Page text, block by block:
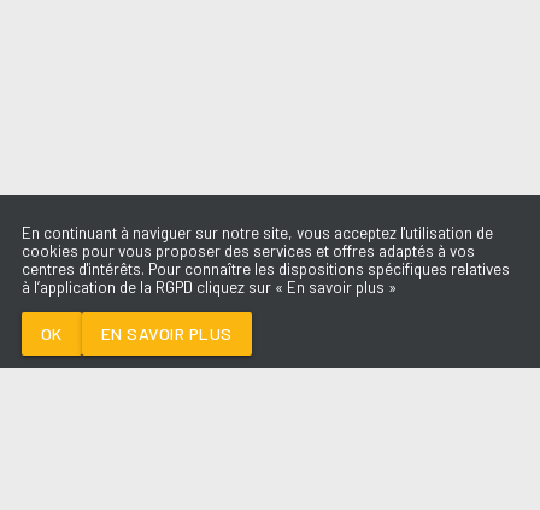
CHRISTINE
En continuant à naviguer sur notre site, vous acceptez l'utilisation de
cookies pour vous proposer des services et offres adaptés à vos
centres d'intérêts. Pour connaître les dispositions spécifiques relatives
à l’application de la RGPD cliquez sur « En savoir plus »
OK EN SAVOIR PLUS